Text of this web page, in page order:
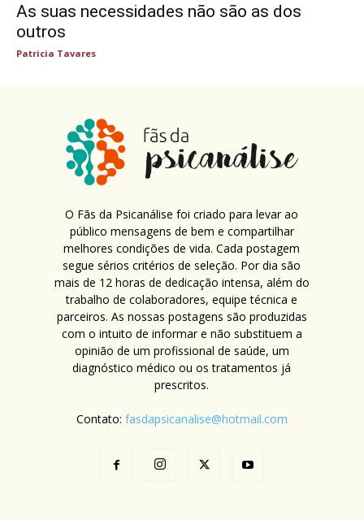
As suas necessidades não são as dos
outros
Patricia Tavares
O Fãs da Psicanálise foi criado para levar ao
público mensagens de bem e compartilhar
melhores condições de vida. Cada postagem
segue sérios critérios de seleção. Por dia são
mais de 12 horas de dedicação intensa, além do
trabalho de colaboradores, equipe técnica e
parceiros. As nossas postagens são produzidas
com o intuito de informar e não substituem a
opinião de um profissional de saúde, um
diagnóstico médico ou os tratamentos já
prescritos.
Contato: fasdapsicanalise@hotmail.com